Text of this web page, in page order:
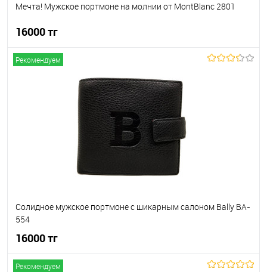
Мечта! Мужское портмоне на молнии от MontBlanc 2801
16000 тг
В наличии
Рекомендуем
Солидное мужское портмоне с шикарным салоном Bally BA-
554
16000 тг
Рекомендуем